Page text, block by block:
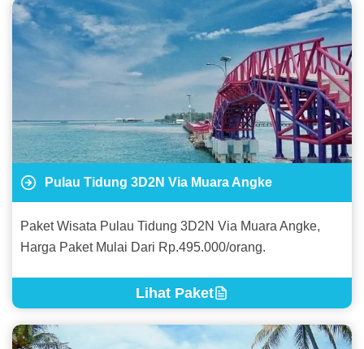
Pulau Tidung 3D2N Via Muara Angke
Paket Wisata Pulau Tidung 3D2N Via Muara Angke,
Harga Paket Mulai Dari Rp.495.000/orang.
Lihat Paket